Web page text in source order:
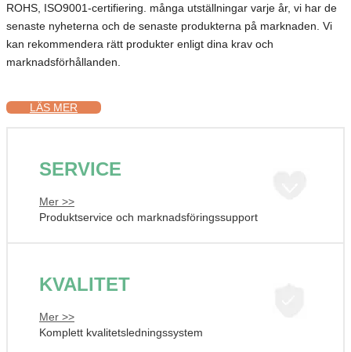
ROHS, ISO9001-certifiering. många utställningar varje år, vi har de
senaste nyheterna och de senaste produkterna på marknaden. Vi
kan rekommendera rätt produkter enligt dina krav och
marknadsförhållanden.
LÄS MER
SERVICE
Mer >>
Produktservice och marknadsföringssupport
KVALITET
Mer >>
Komplett kvalitetsledningssystem